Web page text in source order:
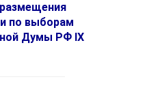
по выборам
Думы РФ IX